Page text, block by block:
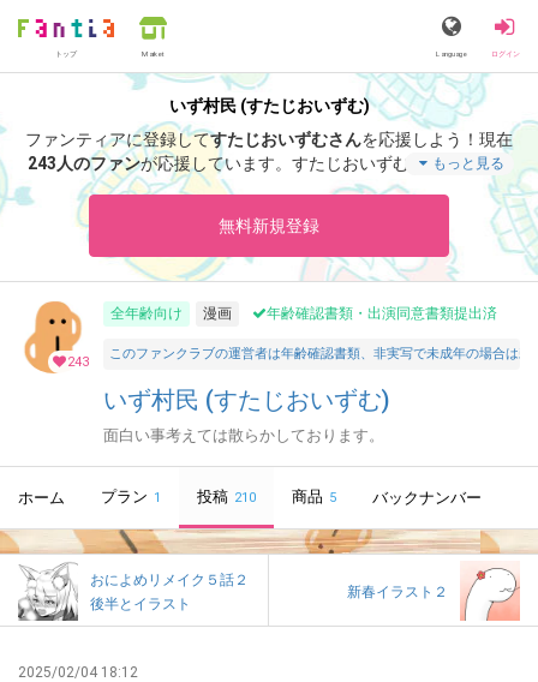
トップ Market Language ログイン
いず村民 (すたじおいずむ)
ファンティアに登録してすたじおいずむさんを応援しよう！ 現在
243人のファンが応援しています。 すたじおいずむさんのファン
クラブ「すたじおいずむ」では、「 有料プラン休止のお知らせ」
などの特別なコンテンツをお楽しみいただけます。
もっと見る
無料新規登録
243
全年齢向け 漫画 年齢確認書類・出演同意書類提出済
このファンクラブの運営者は年齢確認書類、非実写で未成年の場合は
いず村民 (すたじおいずむ)
面白い事考えては散らかしております。
ホーム プラン 1 投稿 210 商品 5 バックナンバー
おによめリメイク５話２
後半とイラスト
新春イラスト２
2025/02/04 18:12